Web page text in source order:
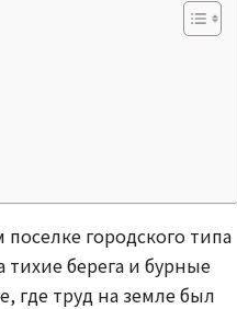
городского типа
берега и бурные
где труд на земле был